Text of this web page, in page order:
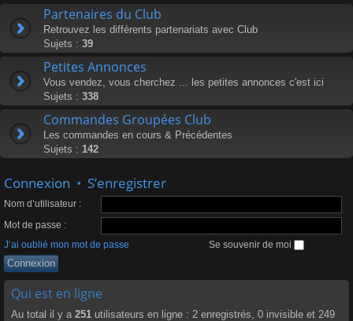
Partenaires du Club
Retrouvez les différents partenariats avec Club
Sujets : 39
Petites Annonces
Vous vendez, vous cherchez ... les petites annonces c'est ici
Sujets : 338
Commandes Groupées Club
Les commandes en cours & Précédentes
Sujets : 142
Connexion • S’enregistrer
Nom d’utilisateur :
Mot de passe :
J’ai oublié mon mot de passe
Se souvenir de moi
Qui est en ligne
Au total il y a 251 utilisateurs en ligne : 2 enregistrés, 0 invisible et 249